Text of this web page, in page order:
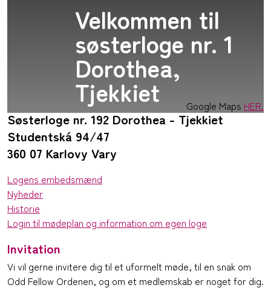
Velkommen til
søsterloge nr. 1
Dorothea,
Tjekkiet Google Maps HER.
Søsterloge nr. 192 Dorothea - Tjekkiet
Studentská 94/47
360 07 Karlovy Vary
Logens embedsmænd
Nyheder
Historie
Login til mødeplan og information om egen loge
Invitation
Vi vil gerne invitere dig til et uformelt møde, til en snak om
Odd Fellow Ordenen, og om et medlemskab er noget for dig.